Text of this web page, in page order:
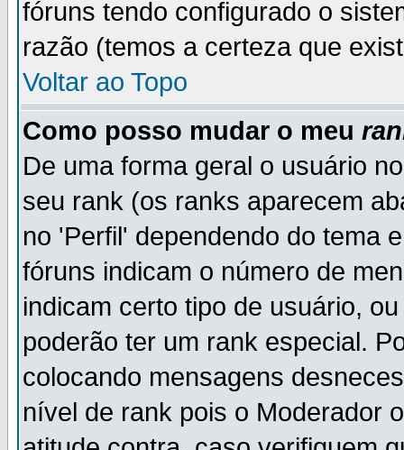
fóruns tendo configurado o
razão (temos a certeza que
Voltar ao Topo
Como posso mudar o meu
De uma forma geral o usuário
seu rank (os ranks aparecem
no 'Perfil' dependendo do tema
fóruns indicam o número de
indicam certo tipo de usuário,
poderão ter um rank especial.
colocando mensagens
nível de rank pois o Moderador